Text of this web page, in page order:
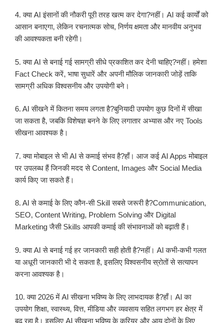
4. क्या AI इंसानों की नौकरी पूरी तरह खत्म कर देगा?नहीं। AI कई कार्यों को
आसान बनाएगा, लेकिन रचनात्मक सोच, निर्णय क्षमता और मानवीय अनुभव
की आवश्यकता बनी रहेगी।
5. क्या AI से बनाई गई सामग्री सीधे प्रकाशित कर देनी चाहिए?नहीं। हमेशा
Fact Check करें, भाषा सुधारें और अपनी मौलिक जानकारी जोड़ें ताकि
सामग्री अधिक विश्वसनीय और उपयोगी बने।
6. AI सीखने में कितना समय लगता है?बुनियादी उपयोग कुछ दिनों में सीखा
जा सकता है, जबकि विशेषज्ञ बनने के लिए लगातार अभ्यास और नए Tools
सीखना आवश्यक है।
7. क्या मोबाइल से भी AI से कमाई संभव है?हाँ। आज कई AI Apps मोबाइल
पर उपलब्ध हैं जिनकी मदद से Content, Images और Social Media
कार्य किए जा सकते हैं।
8. AI से कमाई के लिए कौन-सी Skill सबसे जरूरी है?Communication,
SEO, Content Writing, Problem Solving और Digital
Marketing जैसी Skills आपकी कमाई की संभावनाओं को बढ़ाती हैं।
9. क्या AI से बनाई गई हर जानकारी सही होती है?नहीं। AI कभी-कभी गलत
या अधूरी जानकारी भी दे सकता है, इसलिए विश्वसनीय स्रोतों से सत्यापन
करना आवश्यक है।
10. क्या 2026 में AI सीखना भविष्य के लिए लाभदायक है?हाँ। AI का
उपयोग शिक्षा, स्वास्थ्य, वित्त, मीडिया और व्यवसाय सहित लगभग हर क्षेत्र में
बढ़ रहा है। इसलिए AI सीखना भविष्य के करियर और आय दोनों के लिए